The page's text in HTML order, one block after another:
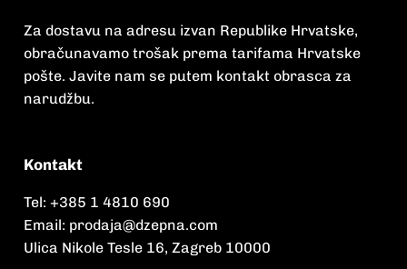
Za dostavu na adresu izvan Republike Hrvatske,
obračunavamo trošak prema tarifama Hrvatske
pošte. Javite nam se putem kontakt obrasca za
narudžbu.
Kontakt
Tel: +385 1 4810 690
Email: prodaja@dzepna.com
Ulica Nikole Tesle 16, Zagreb 10000